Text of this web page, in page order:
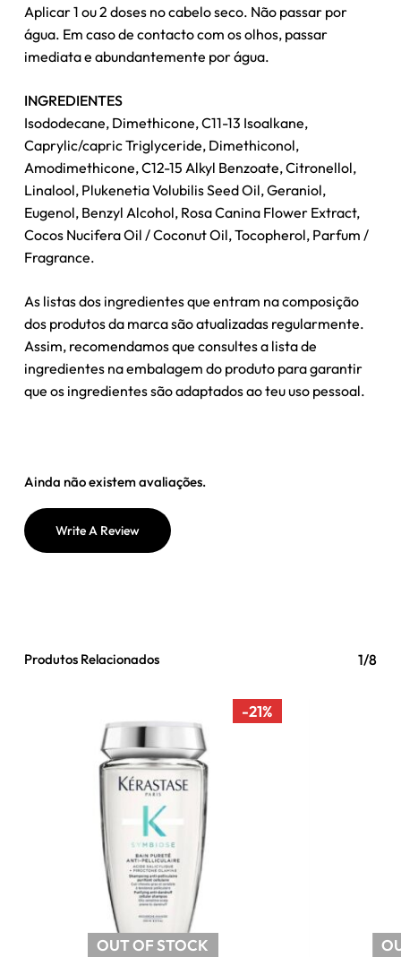
Go To Shop
Aplicar 1 ou 2 doses no cabelo seco. Não passar por
água. Em caso de contacto com os olhos, passar
imediata e abundantemente por água.
INGREDIENTES
Isododecane, Dimethicone, C11-13 Isoalkane,
Caprylic/capric Triglyceride, Dimethiconol,
Amodimethicone, C12-15 Alkyl Benzoate, Citronellol,
Linalool, Plukenetia Volubilis Seed Oil, Geraniol,
Eugenol, Benzyl Alcohol, Rosa Canina Flower Extract,
Cocos Nucifera Oil / Coconut Oil, Tocopherol, Parfum /
Fragrance.
As listas dos ingredientes que entram ​​na composição
dos produtos da marca são atualizadas regularmente.
Assim, recomendamos que consultes a lista de
ingredientes na embalagem do produto para garantir
que os ingredientes são adaptados ao teu uso pessoal.
Ainda não existem avaliações.
Write A Review
Produtos Relacionados 1/8
OUT OF STOCK
-21%